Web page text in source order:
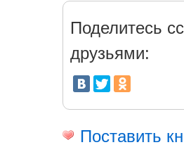
Поделитесь
друзьями:
Поставить